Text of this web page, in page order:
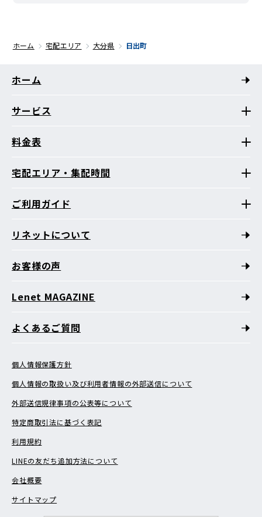
ホーム 宅配エリア 大分県 日出町
ホーム
サービス
料金表
宅配エリア・集配時間
ご利用ガイド
リネットについて
お客様の声
Lenet MAGAZINE
よくあるご質問
個人情報保護方針
個人情報の取扱い及び利用者情報の外部送信について
外部送信規律事項の公表等について
特定商取引法に基づく表記
利用規約
LINEの友だち追加方法について
会社概要
サイトマップ